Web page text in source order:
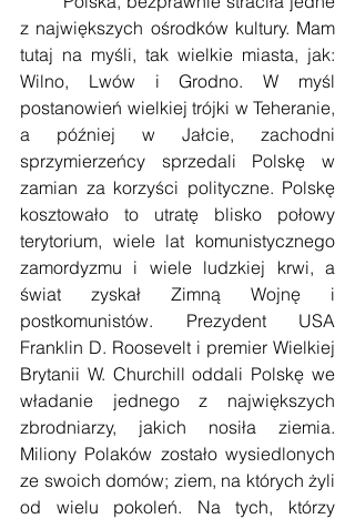
z największych ośrodków kultury. Mam
tutaj na myśli, tak wielkie miasta, jak:
Wilno, Lwów i Grodno. W myśl
postanowień wielkiej trójki w Teheranie,
a później w Jałcie, zachodni
sprzymierzeńcy sprzedali Polskę w
zamian za korzyści polityczne. Polskę
kosztowało to utratę blisko połowy
terytorium, wiele lat komunistycznego
zamordyzmu i wiele ludzkiej krwi, a
świat zyskał Zimną Wojnę i
postkomunistów. Prezydent USA
Franklin D. Roosevelt i premier Wielkiej
Brytanii W. Churchill oddali Polskę we
władanie jednego z największych
zbrodniarzy, jakich nosiła ziemia.
Miliony Polaków zostało wysiedlonych
ze swoich domów; ziem, na których żyli
od wielu pokoleń. Na tych, którzy